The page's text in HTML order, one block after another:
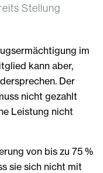
Stellung
im
kann aber,
Der
nicht gezahlt
Leistung nicht
von bis zu 75 %
sie sich nicht mit